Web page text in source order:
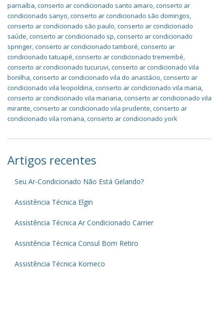
parnaíba,conserto ar condicionado santo amaro,conserto ar
condicionado sanyo,conserto ar condicionado são domingos,
conserto ar condicionado são paulo,conserto ar condicionado
saúde,conserto ar condicionado sp,conserto ar condicionado
springer,conserto ar condicionado tamboré,conserto ar
condicionado tatuapé,conserto ar condicionado tremembé,
conserto ar condicionado tucuruvi,conserto ar condicionado vila
bonilha,conserto ar condicionado vila do anastácio,conserto ar
condicionado vila leopoldina,conserto ar condicionado vila maria,
conserto ar condicionado vila mariana,conserto ar condicionado vila
mirante,conserto ar condicionado vila prudente,conserto ar
condicionado vila romana,conserto ar condicionado york
Artigos recentes
Seu Ar-Condicionado Não Está Gelando?
Assistência Técnica Elgin
Assistência Técnica Ar Condicionado Carrier
Assistência Técnica Consul Bom Retiro
Assistência Técnica Komeco